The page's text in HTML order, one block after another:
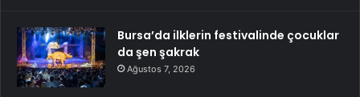
Bursa’da ilklerin festivalinde çocuklar
da şen şakrak
Ağustos 7, 2026